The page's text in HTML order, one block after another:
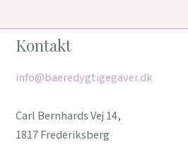
Kontakt
info@baeredygtigegaver.dk
Carl Bernhards Vej 14,
1817 Frederiksberg